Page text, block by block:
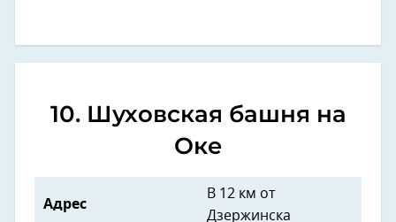
10. Шуховская башня на
Оке
Адрес
В 12 км от
Дзержинска